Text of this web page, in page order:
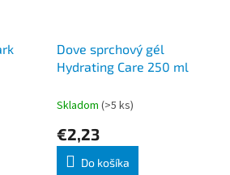
Dove sprchový gél
Hydrating Care 250 ml
Skladom (>5 ks)
€2,23
Do košíka